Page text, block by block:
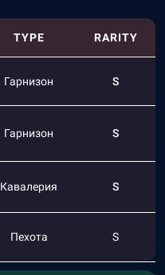
TYPE RARITY
Гарнизон S
Гарнизон S
Кавалерия S
Пехота S